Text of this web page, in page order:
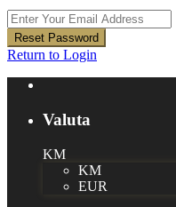
Reset Password
Return to Login
Valuta
KM
KM
EUR